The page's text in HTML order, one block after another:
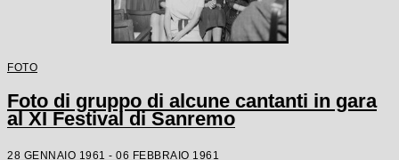
FOTO
Foto di gruppo di alcune cantanti in gara
al XI Festival di Sanremo
28 GENNAIO 1961 - 06 FEBBRAIO 1961